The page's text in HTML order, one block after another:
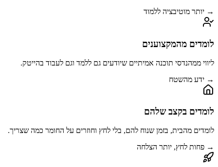
→ יותר מוטיבציה ללמוד
לומדים מהמקצוענים
ליווי ממהנדסי תוכנה אמיתיים שיודעים גם ללמד וגם לעבוד בהייטק.
→ ידע מהשטח
לומדים בקצב שלהם
לומדים מהבית, בזמן שנוח להם, בלי לחץ וחוזרים על החומר כמה שצריך.
→ פחות לחץ, יותר הצלחה